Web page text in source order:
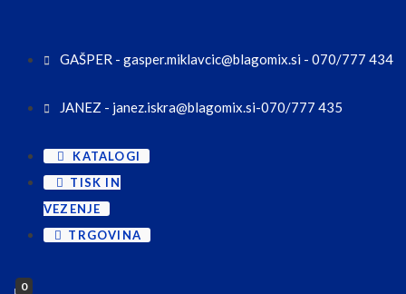
GAŠPER - gasper.miklavcic@blagomix.si - 070/777 434
JANEZ - janez.iskra@blagomix.si-070/777 435
KATALOGI
TISK IN
VEZENJE
TRGOVINA
0